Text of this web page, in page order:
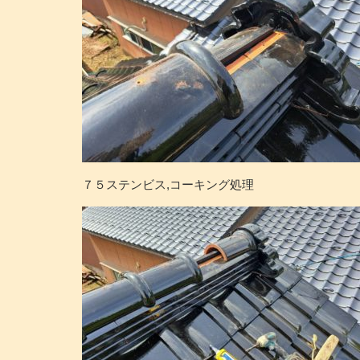
７５ステンビス,コーキング処理